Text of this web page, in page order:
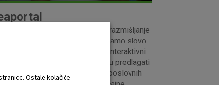
banci potičemo kreativnost i razmišljanje
okvira, a kako to ne bi ostalo samo slovo
papiru pokrenuli smo Ideaportal, interaktivni
putem kojeg zaposlenici mogu predlagati
za optimizaciju i unaprjeđenje poslovnih
Ostale kolačiće